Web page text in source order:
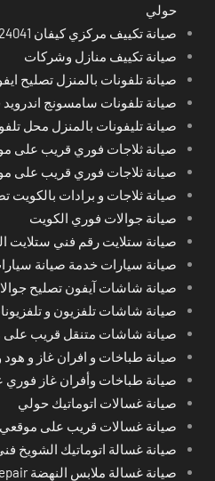
حولي
صيانة تكييف مركزي كيفان 62224041
صيانة تكييف منازل وشركات
صيانة تلفونات بالمنزل تصليح
صيانة تلفونات سامسونج
صيانة تليفونات بالمنزل محل
صيانة ثلاجات فوري قريب على
صيانة ثلاجات فوري قريب على
صيانة ثلاجات و برادات بالكويت
صيانة جوالات فوري الكويت
صيانة ستلايت رقم فني ستلايت
صيانة سيارات خدمة صيانة
صيانة شاشات آيفون تصليح
صيانة شاشات تلفزيون و
صيانة شاشات متنقل قريب على
صيانة طباخات و افران غاز و
صيانة طباخات وأفران غاز فوري
صيانة غسالات اتوماتيك حولي
صيانة غسالات قريب على موقعي
صيانة غسالة اتوماتيك الشويخ